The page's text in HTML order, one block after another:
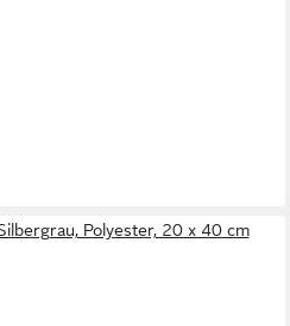
Polyester, 20 x 40 cm